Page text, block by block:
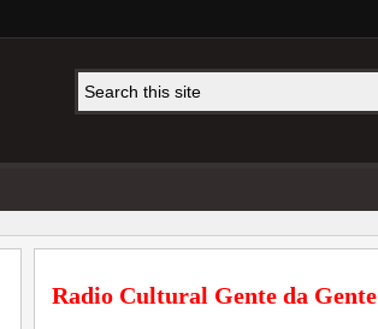
Radio Cultural Gente da Gente